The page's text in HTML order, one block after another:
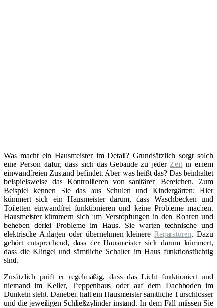
Was macht ein Hausmeister im Detail? Grundsätzlich sorgt solch
eine Person dafür, dass sich das Gebäude zu jeder Zeit in einem
einwandfreien Zustand befindet. Aber was heißt das? Das beinhaltet
beispielsweise das Kontrollieren von sanitären Bereichen. Zum
Beispiel kennen Sie das aus Schulen und Kindergärten: Hier
kümmert sich ein Hausmeister darum, dass Waschbecken und
Toiletten einwandfrei funktionieren und keine Probleme machen.
Hausmeister kümmern sich um Verstopfungen in den Rohren und
beheben derlei Probleme im Haus. Sie warten technische und
elektrische Anlagen oder übernehmen kleinereReparaturen. Dazu
gehört entsprechend, dass der Hausmeister sich darum kümmert,
dass die Klingel und sämtliche Schalter im Haus funktionstüchtig
sind.
Zusätzlich prüft er regelmäßig, dass das Licht funktioniert und
niemand im Keller, Treppenhaus oder auf dem Dachboden im
Dunkeln steht. Daneben hält ein Hausmeister sämtliche Türschlösser
und die jeweiligen Schließzylinder instand. In dem Fall müssen Sie